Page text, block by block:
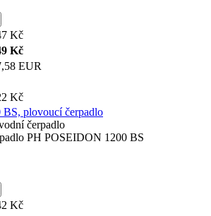
Kč
Kč
EUR
Kč
plovoucí čerpadlo
PH POSEIDON 1200 BS
Kč